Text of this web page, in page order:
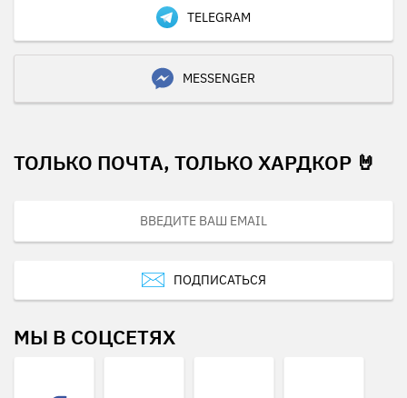
TELEGRAM
MESSENGER
ТОЛЬКО ПОЧТА, ТОЛЬКО ХАРДКОР 🤘
ПОДПИСАТЬСЯ
МЫ В СОЦСЕТЯХ